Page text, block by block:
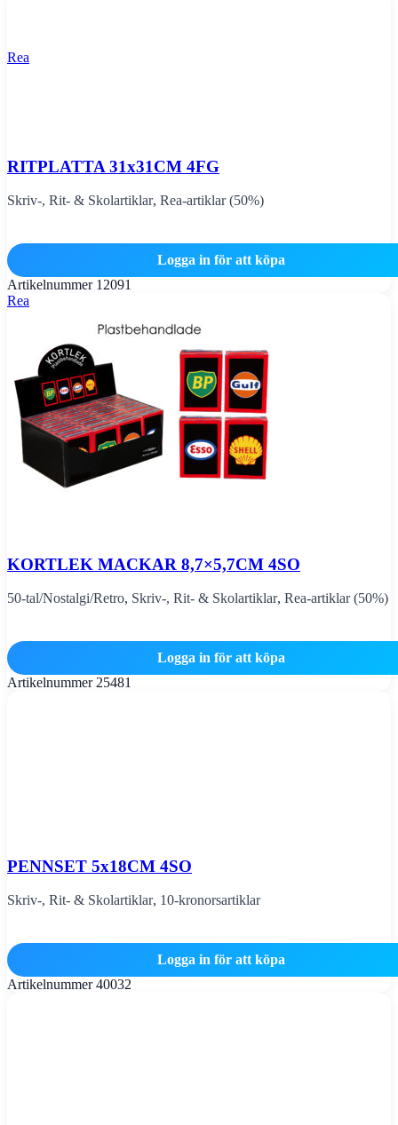
Rea
RITPLATTA 31x31CM 4FG
Skriv-, Rit- & Skolartiklar, Rea-artiklar (50%)
Logga in för att köpa
Artikelnummer 12091
Rea
KORTLEK MACKAR 8,7×5,7CM 4SO
50-tal/Nostalgi/Retro, Skriv-, Rit- & Skolartiklar, Rea-artiklar (50%)
Logga in för att köpa
Artikelnummer 25481
PENNSET 5x18CM 4SO
Skriv-, Rit- & Skolartiklar, 10-kronorsartiklar
Logga in för att köpa
Artikelnummer40032